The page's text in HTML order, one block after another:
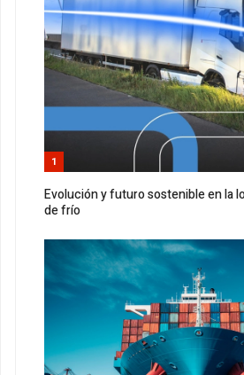
1
Evolución y futuro sostenible en la
de frío